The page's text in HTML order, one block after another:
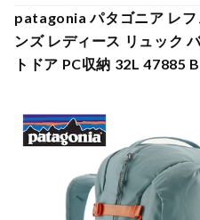
patagonia パタゴニア レフ
ンズ レディース リュック
トドア PC収納 32L 47885